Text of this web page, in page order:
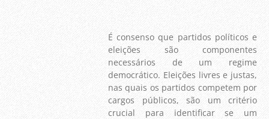
É consenso que partidos políticos e
eleições são componentes
necessários de um regime
democrático. Eleições livres e justas,
nas quais os partidos competem por
cargos públicos, são um critério
crucial para identificar se um